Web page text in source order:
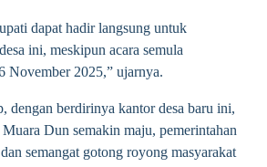
dapat hadir langsung untuk
ini, meskipun acara semula
November 2025,” ujarnya.
dengan berdirinya kantor desa baru ini,
Dun semakin maju, pemerintahan
semangat gotong royong masyarakat